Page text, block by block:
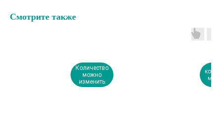
Смотрите также
Количество
можно
изменить